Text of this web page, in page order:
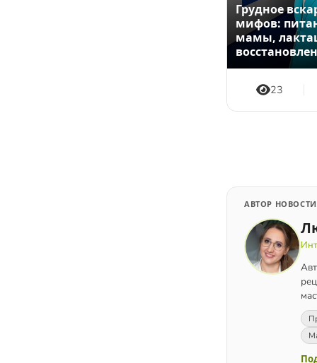
Грудное
мифов:
мамы,
23
АВТОР НОВОСТИ